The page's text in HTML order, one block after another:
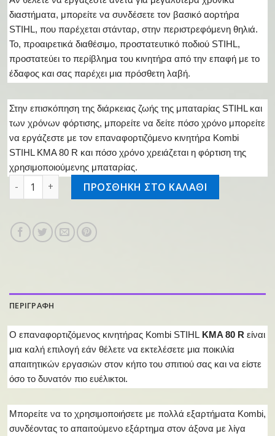
διαστήματα, μπορείτε να συνδέσετε τον βασικό αορτήρα
STIHL, που παρέχεται στάνταρ, στην περιστρεφόμενη θηλιά.
Το, προαιρετικά διαθέσιμο, προστατευτικό ποδιού STIHL,
προστατεύει το περίβλημα του κινητήρα από την επαφή με το
έδαφος και σας παρέχει μια πρόσθετη λαβή.
Στην επισκόπηση της διάρκειας ζωής της μπαταρίας STIHL και
των χρόνων φόρτισης, μπορείτε να δείτε πόσο χρόνο μπορείτε
να εργάζεστε με τον επαναφορτιζόμενο κινητήρα Kombi
STIHL KMA 80 R και πόσο χρόνο χρειάζεται η φόρτιση της
χρησιμοποιούμενης μπαταρίας.
Επαν/νος κινητήρας KMA 80.0 R ποσότητα
ΠΡΟΣΘΗΚΗ ΣΤΟ ΚΑΛΑΘΙ
ΠΕΡΙΓΡΑΦΗ
Ο επαναφορτιζόμενος κινητήρας Kombi STIHL KMA 80 R είναι
μια καλή επιλογή εάν θέλετε να εκτελέσετε μια ποικιλία
απαιτητικών εργασιών στον κήπο του σπιτιού σας και να είστε
όσο το δυνατόν πιο ευέλικτοι.
Μπορείτε να το χρησιμοποιήσετε με πολλά εξαρτήματα Kombi,
συνδέοντας το απαιτούμενο εξάρτημα στον άξονα με λίγα